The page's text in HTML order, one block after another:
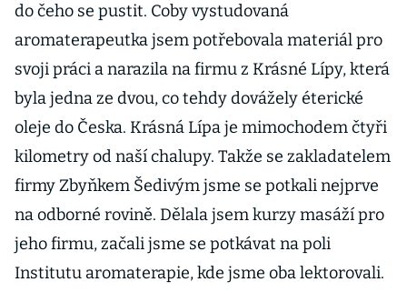
do čeho se pustit. Coby vystudovaná
aromaterapeutka jsem potřebovala materiál pro
svoji práci a narazila na firmu z Krásné Lípy, která
byla jedna ze dvou, co tehdy dovážely éterické
oleje do Česka. Krásná Lípa je mimochodem čtyři
kilometry od naší chalupy. Takže se zakladatelem
firmy Zbyňkem Šedivým jsme se potkali nejprve
na odborné rovině. Dělala jsem kurzy masáží pro
jeho firmu, začali jsme se potkávat na poli
Institutu aromaterapie, kde jsme oba lektorovali.